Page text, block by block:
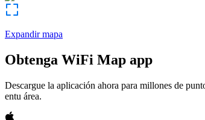
Expandir mapa
Obtenga WiFi Map app
Descargue la aplicación ahora para millones de
entu área.